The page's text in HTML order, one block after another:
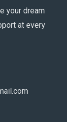
your dream
at every